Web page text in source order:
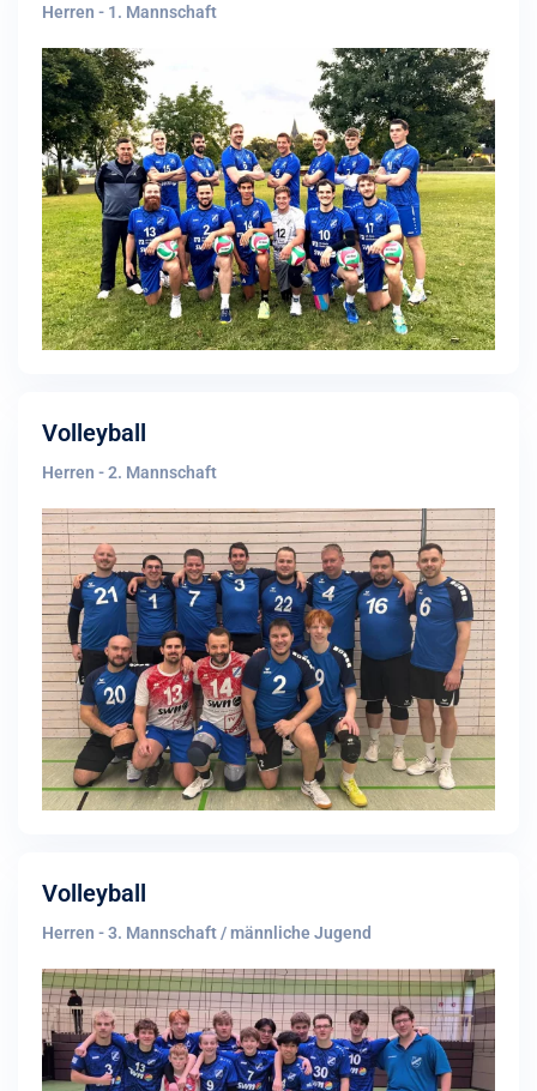
Herren - 1. Mannschaft
Volleyball
Herren - 2. Mannschaft
Volleyball
Herren - 3. Mannschaft / männliche Jugend